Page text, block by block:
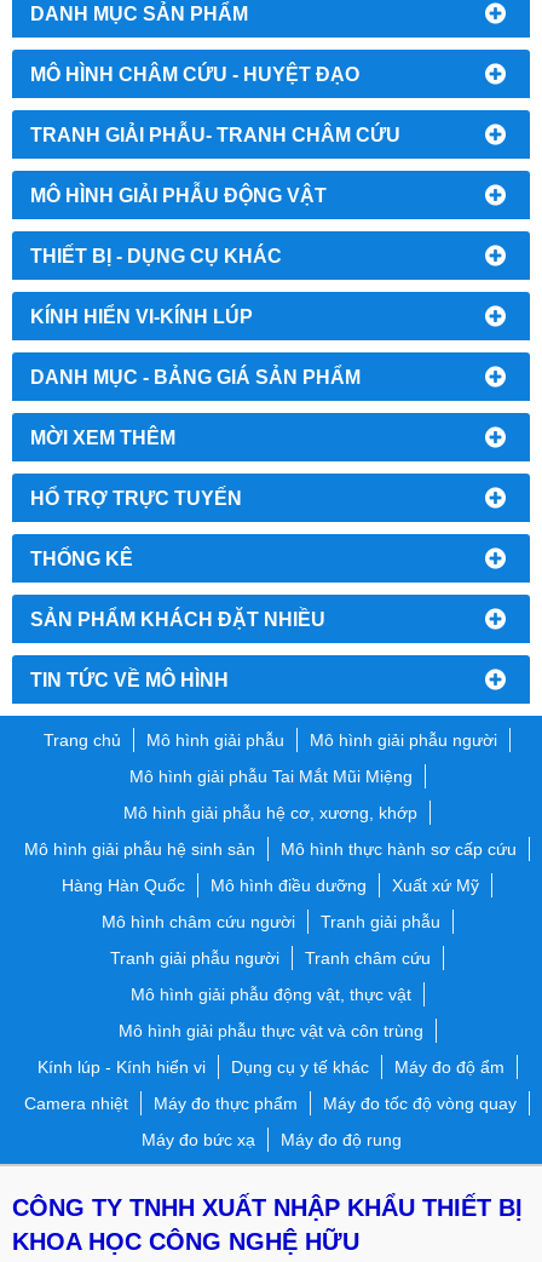
DANH MỤC SẢN PHẨM
MÔ HÌNH CHÂM CỨU - HUYỆT ĐẠO
TRANH GIẢI PHẪU- TRANH CHÂM CỨU
MÔ HÌNH GIẢI PHẪU ĐỘNG VẬT
THIẾT BỊ - DỤNG CỤ KHÁC
KÍNH HIỂN VI-KÍNH LÚP
DANH MỤC - BẢNG GIÁ SẢN PHẨM
MỜI XEM THÊM
HỔ TRỢ TRỰC TUYẾN
THỐNG KÊ
SẢN PHẨM KHÁCH ĐẶT NHIỀU
TIN TỨC VỀ MÔ HÌNH
Trang chủ Mô hình giải phẫu
Mô hình giải phẫu người
Mô hình giải phẫu Tai Mắt Mũi Miệng
Mô hình giải phẫu hệ cơ, xương, khớp
Mô hình giải phẫu hệ sinh sản
Mô hình thực hành sơ cấp cứu
Hàng Hàn Quốc
Mô hình điều dưỡng
Xuất xứ Mỹ
Mô hình châm cứu người
Tranh giải phẫu
Tranh giải phẫu người
Tranh châm cứu
Mô hình giải phẫu động vật, thực vật
Mô hình giải phẫu thực vật và côn trùng
Kính lúp - Kính hiển vi
Dụng cụ y tế khác
Máy đo độ ẩm
Camera nhiệt
Máy đo thực phẩm
Máy đo tốc độ vòng quay
Máy đo bức xạ
Máy đo độ rung
CÔNG TY TNHH XUẤT NHẬP KHẨU THIẾT BỊ
KHOA HỌC CÔNG NGHỆ HỮU